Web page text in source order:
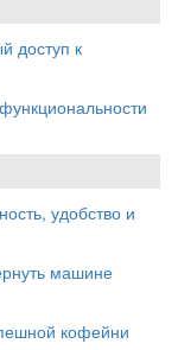
доступ к
удобство и
машине
кофейни